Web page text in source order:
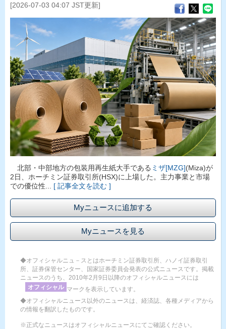
[2026-07-03 04:07 JST更新]
北部・中部地方の包装用再生紙大手である ミザ[MZG](Miza)が
2日、ホーチミン証券取引所(HSX)に上場した。主力事業と市場
での優位性... [ 記事全文を読む ]
Myニュースに追加する
Myニュースを見る
◆オフィシャルニュ－スとはホーチミン証券取引所、ハノイ証券取引
所、証券保管センター、国家証券委員会発表の公式ニュースです。掲載
ニュースのうち、2010年2月9日以降のオフィシャルニュースには
オフィシャル マークを表示しています。
◆オフィシャルニュース以外のニュースは、経済誌、各種メディアから
の情報を翻訳したものです。
※正式なニュースはオフィシャルニュースにてご確認ください。